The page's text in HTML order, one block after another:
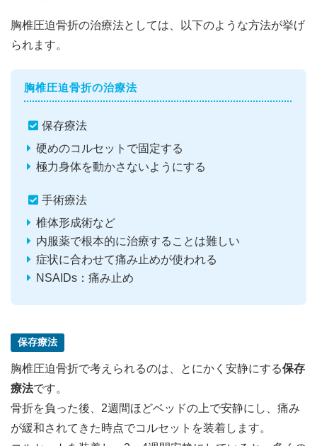
胸椎圧迫骨折の治療法としては、以下のような方法が挙げ
られます。
胸椎圧迫骨折の治療法
保存療法
硬めのコルセットで固定する
極力身体を動かさないようにする
手術療法
椎体形成術など
内服薬で根本的に治療することは難しい
症状に合わせて痛み止めが使われる
NSAIDs：痛み止め
保存療法
胸椎圧迫骨折で考えられるのは、とにかく安静にする保存
療法です。
骨折を負った後、2週間ほどベッドの上で安静にし、痛み
が緩和されてきた時点でコルセットを装着します。